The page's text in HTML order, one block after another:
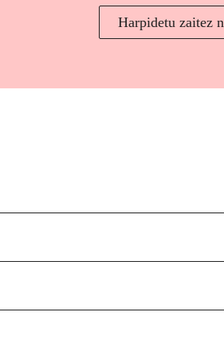
Harpidetu zaitez